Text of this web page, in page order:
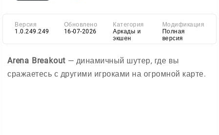
Версия
1.0.249.249
Обновлено
16-07-2026
Категория
Аркады и
экшен
Модификация
Полная
версия
Arena Breakout — динамичный шутер, где вы
сражаетесь с другими игроками на огромной карте.